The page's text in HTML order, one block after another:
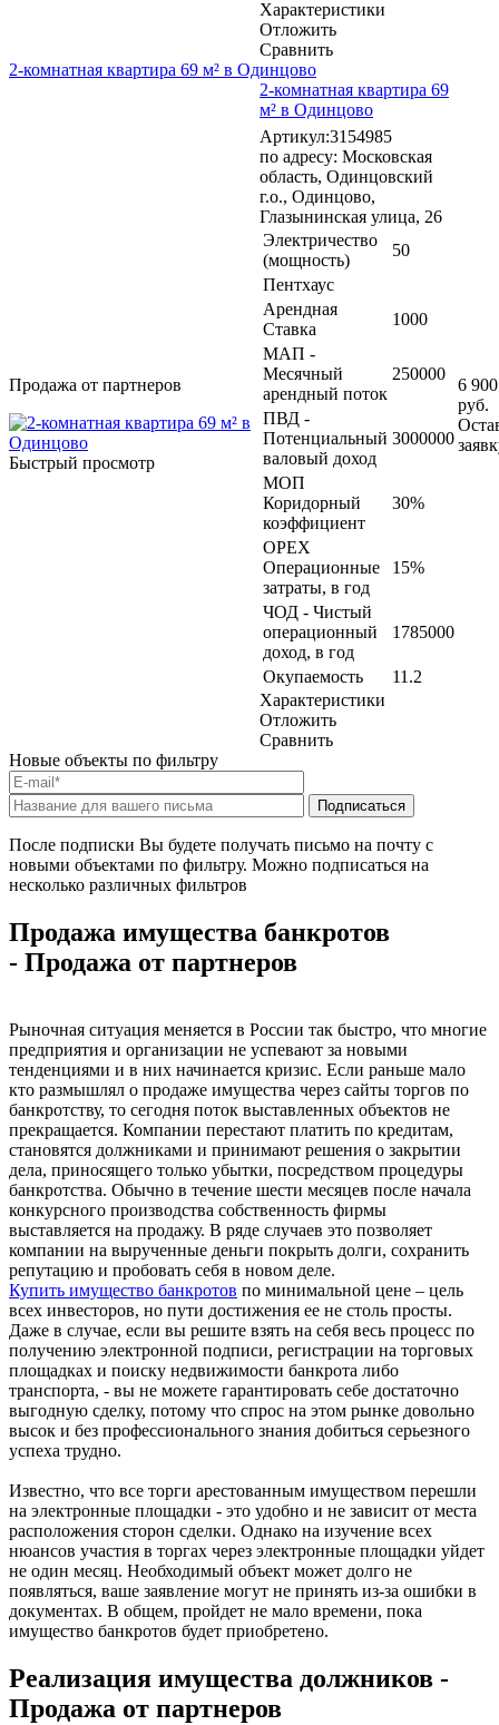
Характеристики
Отложить
Сравнить
2-комнатная квартира 69 м² в Одинцово
Продажа от партнеров
Быстрый просмотр
2-комнатная квартира 69
м² в Одинцово
Артикул:3154985
по адресу: Московская
область, Одинцовский
г.о., Одинцово,
Глазынинская улица, 26
Электричество
(мощность)
50
Пентхаус
Арендная
Ставка
1000
МАП -
Месячный
арендный поток
250000
ПВД -
Потенциальный
валовый доход
3000000
МОП
Коридорный
коэффициент
30%
OPEX
Операционные
затраты, в год
15%
ЧОД - Чистый
операционный
доход, в год
1785000
Окупаемость
11.2
Характеристики
Отложить
Сравнить
6
руб.
Новые объекты по фильтру
После подписки Вы будете получать письмо на почту с
новыми объектами по фильтру. Можно подписаться на
несколько различных фильтров
Продажа имущества банкротов
- Продажа от партнеров
Рыночная ситуация меняется в России так быстро, что многие
предприятия и организации не успевают за новыми
тенденциями и в них начинается кризис. Если раньше мало
кто размышлял о продаже имущества через сайты торгов по
банкротству, то сегодня поток выставленных объектов не
прекращается. Компании перестают платить по кредитам,
становятся должниками и принимают решения о закрытии
дела, приносящего только убытки, посредством процедуры
банкротства. Обычно в течение шести месяцев после начала
конкурсного производства собственность фирмы
выставляется на продажу. В ряде случаев это позволяет
компании на вырученные деньги покрыть долги, сохранить
репутацию и пробовать себя в новом деле.
Купить имущество банкротов по минимальной цене – цель
всех инвесторов, но пути достижения ее не столь просты.
Даже в случае, если вы решите взять на себя весь процесс по
получению электронной подписи, регистрации на торговых
площадках и поиску недвижимости банкрота либо
транспорта, - вы не можете гарантировать себе достаточно
выгодную сделку, потому что спрос на этом рынке довольно
высок и без профессионального знания добиться серьезного
успеха трудно.
Известно, что все торги арестованным имуществом перешли
на электронные площадки - это удобно и не зависит от места
расположения сторон сделки. Однако на изучение всех
нюансов участия в торгах через электронные площадки уйдет
не один месяц. Необходимый объект может долго не
появляться, ваше заявление могут не принять из-за ошибки в
документах. В общем, пройдет не мало времени, пока
имущество банкротов будет приобретено.
Реализация имущества должников -
Продажа от партнеров